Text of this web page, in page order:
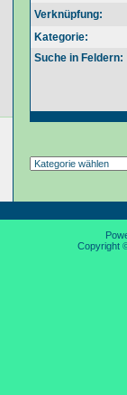
Verknüpfung:
Kategorie:
Suche in Feldern:
Copyright